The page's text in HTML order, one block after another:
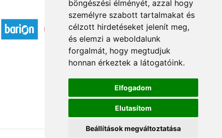
böngészési élményét, azzal hogy
személyre szabott tartalmakat és
célzott hirdetéseket jelenít meg,
és elemzi a weboldalunk
forgalmát, hogy megtudjuk
honnan érkeztek a látogatóink.
Elfogadom
Elutasítom
Beállítások megváltoztatása
Elfogadott fizetési módok
Á.SZ.F.
Impresszum
Adatkezelési tájékoztató